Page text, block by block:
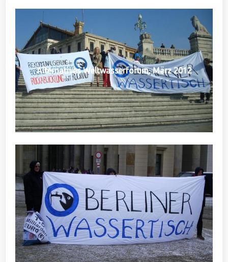
Alternatives Weltwasserforum, März 2012